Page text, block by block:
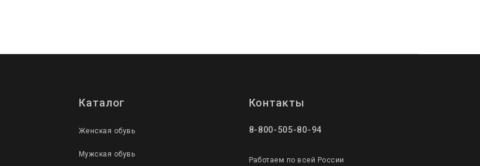
Каталог
Женская обувь
Мужская обувь
Контакты
8-800-505-80-94
Работаем по всей России